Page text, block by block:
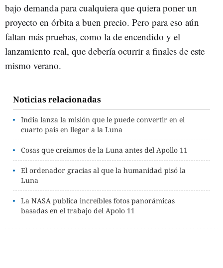
bajo demanda para cualquiera que quiera poner un
proyecto en órbita a buen precio. Pero para eso aún
faltan más pruebas, como la de encendido y el
lanzamiento real, que debería ocurrir a finales de este
mismo verano.
Noticias relacionadas
India lanza la misión que le puede convertir en el
cuarto país en llegar a la Luna
Cosas que creíamos de la Luna antes del Apollo 11
El ordenador gracias al que la humanidad pisó la
Luna
La NASA publica increíbles fotos panorámicas
basadas en el trabajo del Apolo 11